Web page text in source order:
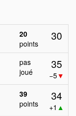
20
points
30
pas
joué
35
−5▼
39
points
34
+1 ▲